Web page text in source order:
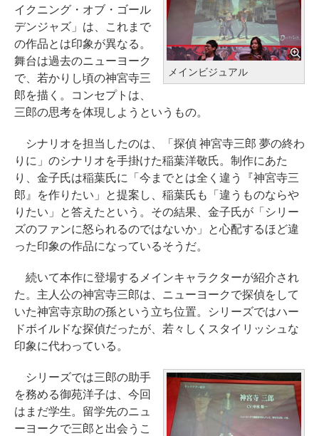
メインビジュアル
イクニング・オブ・ゴール
デンジャズ」は、これまで
の作品とは印象が異なる。
舞台は過去のニューヨーク
で、若かりし頃の神宮寺三
郎を描く。コンセプトは、
三郎の思考を体現しようというもの。
シナリオを担当したのは、「探偵 神宮寺三郎 夢の終わ
りに」のシナリオを手掛けた稲葉洋敬氏。制作にあた
り、金子氏は稲葉氏に「今までとは全く違う『神宮寺三
郎』を作りたい」と提案し、稲葉氏も「違うものならや
りたい」と答えたという。その結果、金子氏が「シリー
ズのファンに怒られるのではないか」と心配するほど違
った印象の作品になっているそうだ。
続いて本作に登場するメインキャラクターが紹介され
た。主人公の神宮寺三郎は、ニューヨークで探偵をして
いた神宮寺京助の孫という立ち位置。シリーズではハー
ドボイルドな探偵だったが、若々しくスタイリッシュな
印象に代わっている。
シリーズでは三郎の助手
を務める御苑洋子は、今回
はまだ学生。留学先のニュ
ーヨークで三郎と出会うこ